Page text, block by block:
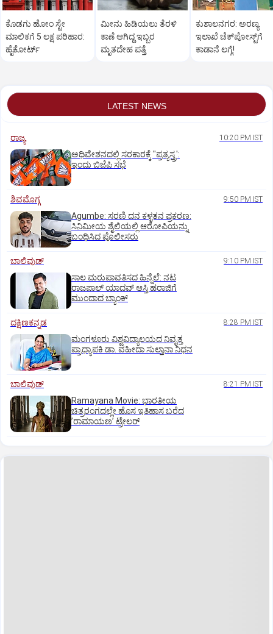
ಕೊಡಗು ಹೋಂ ಸ್ಟೇ
ಮಾಲಿಕಗೆ 5 ಲಕ್ಷ ಪರಿಹಾರ:
ಹೈಕೋರ್ಟ್
ಮೀನು ಹಿಡಿಯಲು ತೆರಳಿ
ಕಾಣೆ ಆಗಿದ್ದ ಇಬ್ಬರ
ಮೃತದೇಹ ಪತ್ತೆ
ಕುಶಾಲನಗರ: ಅರಣ್ಯ
ಇಲಾಖೆ ಚೆಕ್‌ಪೋಸ್ಟ್‌ಗೆ
ಕಾಡಾನೆ ಲಗ್ಗೆ!
LATEST NEWS
ರಾಜ್ಯ 10:20 PM IST
ಅಧಿವೇಶನದಲ್ಲಿ ಸರಕಾರಕ್ಕೆ "ಪ್ರತ್ಯಸ್ತ್ರ':
ಇಂದು ಬಿಜೆಪಿ ಸಭೆ
ಶಿವಮೊಗ್ಗ 9:50 PM IST
Agumbe: ಸರಣಿ ದನ ಕಳ್ಳತನ ಪ್ರಕರಣ:
ಸಿನಿಮೀಯ ಶೈಲಿಯಲ್ಲಿ ಆರೋಪಿಯನ್ನು
ಬಂಧಿಸಿದ ಪೊಲೀಸರು
ಬಾಲಿವುಡ್‌ 9:10 PM IST
ಸಾಲ ಮರುಪಾವತಿಸದ ಹಿನ್ನೆಲೆ: ನಟ
ರಾಜಪಾಲ್ ಯಾದವ್‌ ಆಸ್ತಿ ಹರಾಜಿಗೆ
ಮುಂದಾದ ಬ್ಯಾಂಕ್
ದಕ್ಷಿಣಕನ್ನಡ 8:28 PM IST
ಮಂಗಳೂರು ವಿಶ್ವವಿದ್ಯಾಲಯದ ನಿವೃತ್ತ
ಪ್ರಾಧ್ಯಾಪಕಿ ಡಾ. ವಹೀದಾ ಸುಲ್ತಾನಾ ನಿಧನ
ಬಾಲಿವುಡ್‌ 8:21 PM IST
Ramayana Movie: ಭಾರತೀಯ
ಚಿತ್ರರಂಗದಲ್ಲೇ ಹೊಸ ಇತಿಹಾಸ ಬರೆದ
ʼರಾಮಾಯಣʼ ಟ್ರೇಲರ್